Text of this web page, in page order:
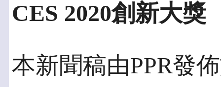
CES 2020創新大獎
本新聞稿由PPR發